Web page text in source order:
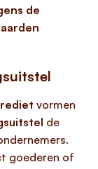
de
vormen
de
goederen of